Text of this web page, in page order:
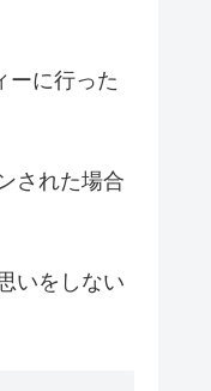
ーに行った
された場合
いをしない